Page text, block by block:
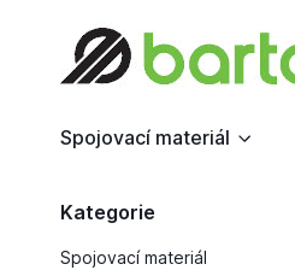
Spojovací materiál
Kategorie
Spojovací materiál